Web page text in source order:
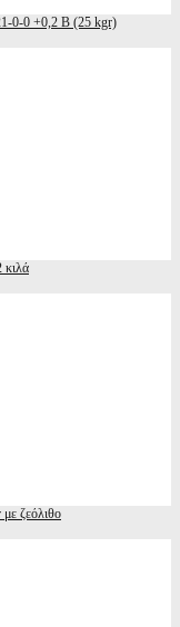
0-0 +0,2 B (25 kgr)
κιλά
ζεόλιθο